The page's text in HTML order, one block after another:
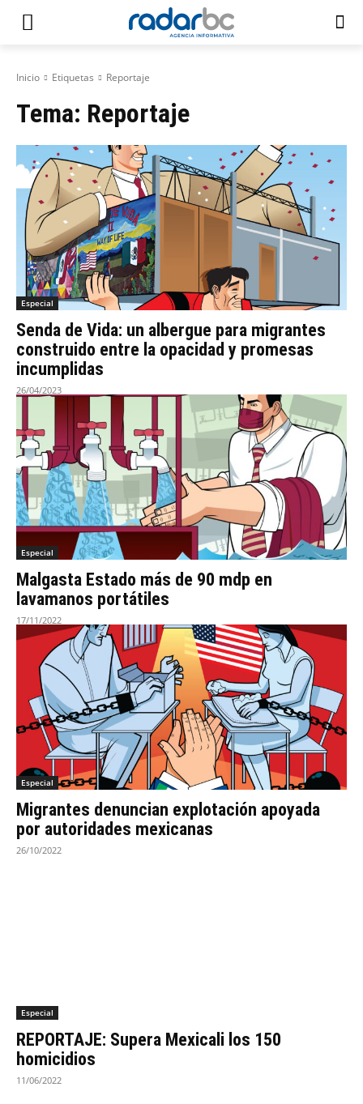
Inicio Etiquetas Reportaje
Tema: Reportaje
Especial
Senda de Vida: un albergue para migrantes
construido entre la opacidad y promesas
incumplidas
26/04/2023
Especial
Malgasta Estado más de 90 mdp en
lavamanos portátiles
17/11/2022
Especial
Migrantes denuncian explotación apoyada
por autoridades mexicanas
26/10/2022
Especial
REPORTAJE: Supera Mexicali los 150
homicidios
11/06/2022